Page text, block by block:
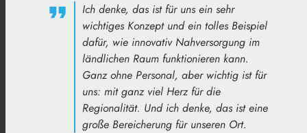
Ich denke, das ist für uns ein sehr
wichtiges Konzept und ein tolles Beispiel
dafür, wie innovativ Nahversorgung im
ländlichen Raum funktionieren kann.
Ganz ohne Personal, aber wichtig ist für
uns: mit ganz viel Herz für die
Regionalität. Und ich denke, das ist eine
große Bereicherung für unseren Ort.